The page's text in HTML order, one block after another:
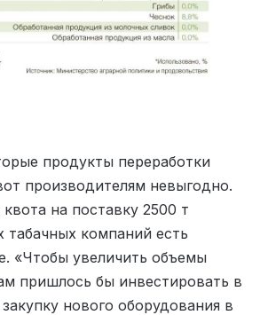
продукты переработки
производителям невыгодно.
на поставку 2500 т
табачных компаний есть
«Чтобы увеличить объемы
пришлось бы инвестировать в
нового оборудования в